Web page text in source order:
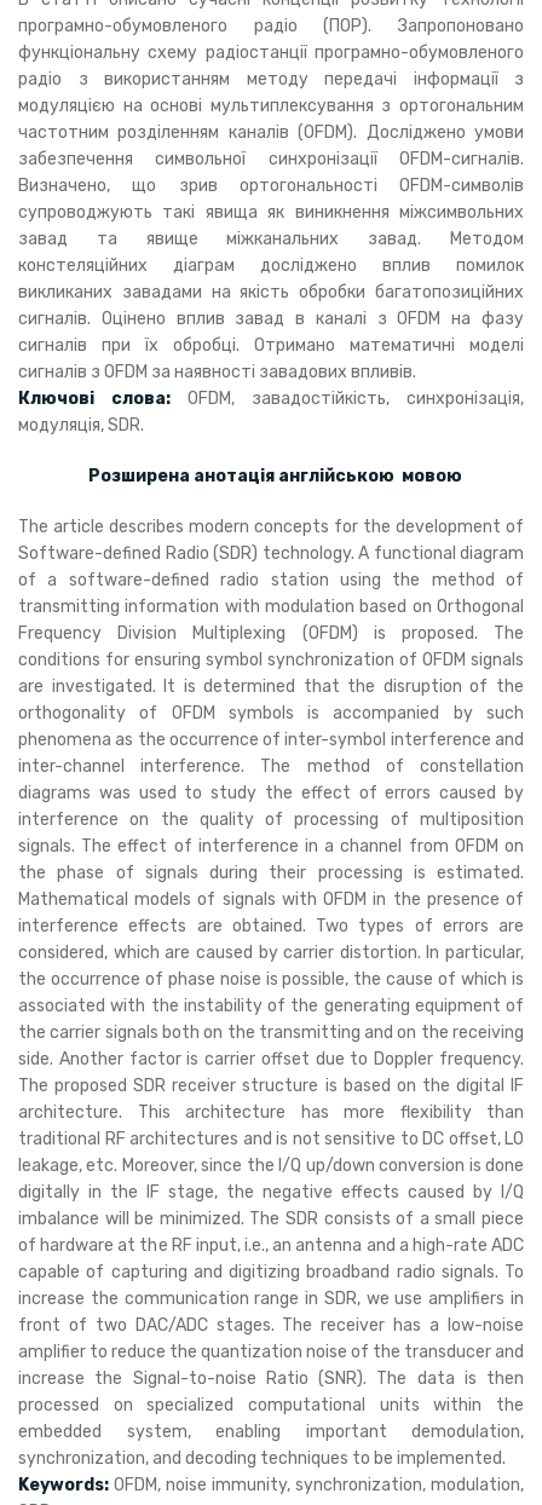
програмно-обумовленого радіо (ПОР). Запропоновано
функціональну схему радіостанції програмно-обумовленого
радіо з використанням методу передачі інформації з
модуляцією на основі мультиплексування з ортогональним
частотним розділенням каналів (OFDM). Досліджено умови
забезпечення символьної синхронізації OFDM-сигналів.
Визначено, що зрив ортогональності OFDM-символів
супроводжують такі явища як виникнення міжсимвольних
завад та явище міжканальних завад. Методом
констеляційних діаграм досліджено вплив помилок
викликаних завадами на якість обробки багатопозиційних
сигналів. Оцінено вплив завад в каналі з OFDM на фазу
сигналів при їх обробці. Отримано математичні моделі
сигналів з OFDM за наявності завадових впливів.
Ключові слова: OFDM, завадостійкість, синхронізація,
модуляція, SDR.
Розширена анотація англійською мовою
The article describes modern concepts for the development of
Software-defined Radio (SDR) technology. A functional diagram
of a software-defined radio station using the method of
transmitting information with modulation based on Orthogonal
Frequency Division Multiplexing (OFDM) is proposed. The
conditions for ensuring symbol synchronization of OFDM signals
are investigated. It is determined that the disruption of the
orthogonality of OFDM symbols is accompanied by such
phenomena as the occurrence of inter-symbol interference and
inter-channel interference. The method of constellation
diagrams was used to study the effect of errors caused by
interference on the quality of processing of multiposition
signals. The effect of interference in a channel from OFDM on
the phase of signals during their processing is estimated.
Mathematical models of signals with OFDM in the presence of
interference effects are obtained. Two types of errors are
considered, which are caused by carrier distortion. In particular,
the occurrence of phase noise is possible, the cause of which is
associated with the instability of the generating equipment of
the carrier signals both on the transmitting and on the receiving
side. Another factor is carrier offset due to Doppler frequency.
The proposed SDR receiver structure is based on the digital IF
architecture. This architecture has more flexibility than
traditional RF architectures and is not sensitive to DC offset, LO
leakage, etc. Moreover, since the I/Q up/down conversion is done
digitally in the IF stage, the negative effects caused by I/Q
imbalance will be minimized. The SDR consists of a small piece
of hardware at the RF input, i.e., an antenna and a high-rate ADC
capable of capturing and digitizing broadband radio signals. To
increase the communication range in SDR, we use amplifiers in
front of two DAC/ADC stages. The receiver has a low-noise
amplifier to reduce the quantization noise of the transducer and
increase the Signal-to-noise Ratio (SNR). The data is then
processed on specialized computational units within the
embedded system, enabling important demodulation,
synchronization, and decoding techniques to be implemented.
Keywords: OFDM, noise immunity, synchronization, modulation,